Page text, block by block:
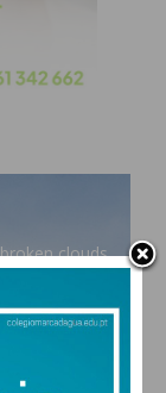
e
broken clouds
17 • MIN 17